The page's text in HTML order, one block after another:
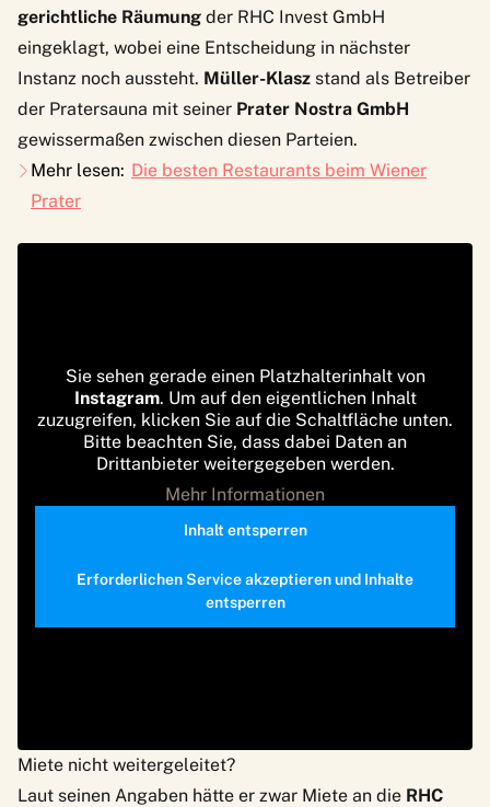
gerichtliche Räumung der RHC Invest GmbH
eingeklagt, wobei eine Entscheidung in nächster
Instanz noch aussteht. Müller-Klasz stand als Betreiber
der Pratersauna mit seiner Prater Nostra GmbH
gewissermaßen zwischen diesen Parteien.
Mehr lesen: Die besten Restaurants beim Wiener
Prater
Sie sehen gerade einen Platzhalterinhalt von
Instagram. Um auf den eigentlichen Inhalt
zuzugreifen, klicken Sie auf die Schaltfläche unten.
Bitte beachten Sie, dass dabei Daten an
Drittanbieter weitergegeben werden.
Mehr Informationen
Inhalt entsperren
Erforderlichen Service akzeptieren und Inhalte
entsperren
Miete nicht weitergeleitet?
Laut seinen Angaben hätte er zwar Miete an die RHC